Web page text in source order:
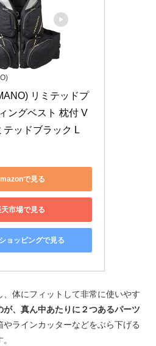
リミテッドプ
ングベスト 枕付 V
テッドブラック L
で見る
市場で見る
ョッピングで見る
体にフィットして非常に使いやす
が、真ん中あたりに２つあるパーツ
やラインカッターなどをぶら下げる